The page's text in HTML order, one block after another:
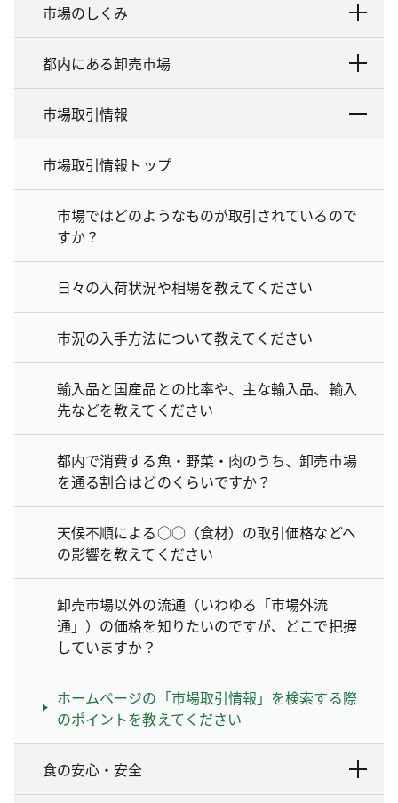
市場のしくみ
都内にある卸売市場
市場取引情報
市場取引情報トップ
市場ではどのようなものが取引されているので
すか？
日々の入荷状況や相場を教えてください
市況の入手方法について教えてください
輸入品と国産品との比率や、主な輸入品、輸入
先などを教えてください
都内で消費する魚・野菜・肉のうち、卸売市場
を通る割合はどのくらいですか？
天候不順による○○（食材）の取引価格などへ
の影響を教えてください
卸売市場以外の流通（いわゆる「市場外流
通」）の価格を知りたいのですが、どこで把握
していますか？
ホームページの「市場取引情報」を検索する際
のポイントを教えてください
食の安心・安全